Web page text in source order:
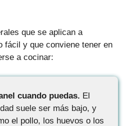
que se aplican a
fácil y que conviene tener en
a cocinar:
cuando puedas. El
suele ser más bajo, y
el pollo, los huevos o los